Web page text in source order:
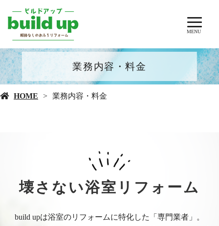
MENU
業務内容・料⾦
HOME 業務内容・料⾦
壊さない浴室リフォーム
build upは浴室のリフォームに特化した「専門業者」。